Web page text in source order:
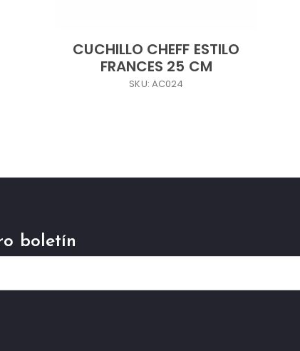
CUCHILLO CHEFF ESTILO
FRANCES 25 CM
SKU: AC024
boletín